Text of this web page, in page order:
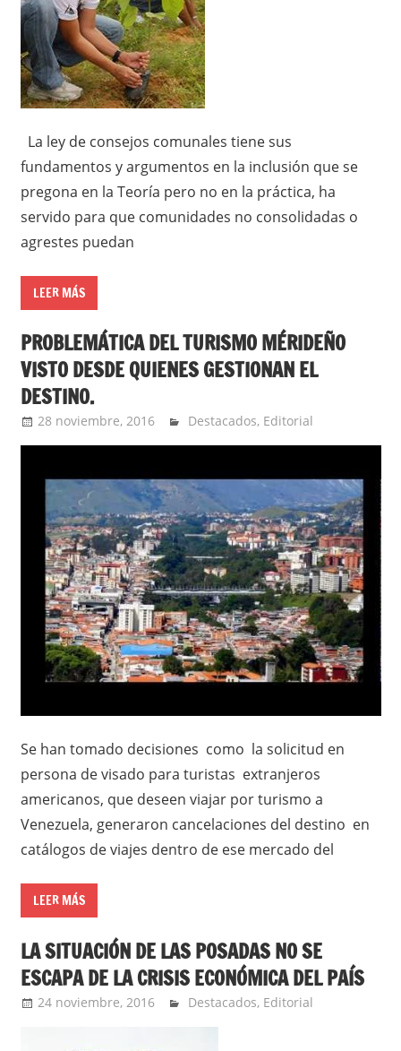
La ley de consejos comunales tiene sus
fundamentos y argumentos en la inclusión que se
pregona en la Teoría pero no en la práctica, ha
servido para que comunidades no consolidadas o
agrestes puedan
LEER MÁS
PROBLEMÁTICA DEL TURISMO MÉRIDEÑO
VISTO DESDE QUIENES GESTIONAN EL
DESTINO.
28 noviembre, 2016 admin
Destacados, Editorial
Se han tomado decisiones como la solicitud en
persona de visado para turistas extranjeros
americanos, que deseen viajar por turismo a
Venezuela, generaron cancelaciones del destino en
catálogos de viajes dentro de ese mercado del
LEER MÁS
LA SITUACIÓN DE LAS POSADAS NO SE
ESCAPA DE LA CRISIS ECONÓMICA DEL PAÍS
24 noviembre, 2016 admin
Destacados, Editorial